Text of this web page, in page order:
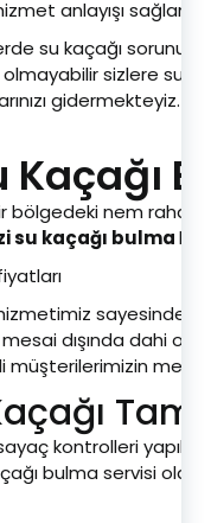
anlayışı
su kaçağı sorunu
olmayabilir sizlere
gidermekteyiz.
Kaçağı
bölgedeki nem
su kaçağı bulma
sayesinde
dışında dahi
müşterilerimizin
kontrolleri
bulma servisi